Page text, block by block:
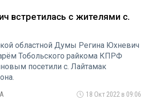
встретилась с жителями с.
областной Думы Регина Юхневич
Тобольского райкома КПРФ
посетили с. Лайтамак
18 Окт 2022 в 09:06